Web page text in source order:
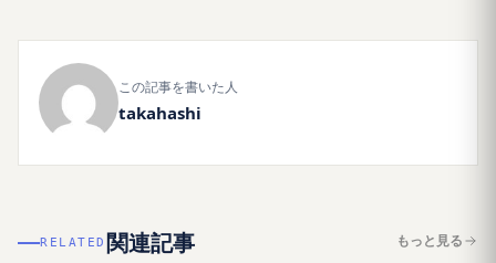
この記事を書いた人
takahashi
RELATED 関連記事 もっと見る